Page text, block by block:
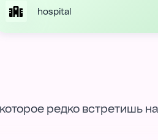
hospital
редко встретишь